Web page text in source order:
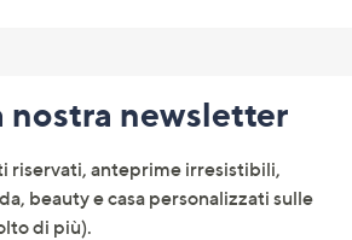
nostra newsletter
riservati, anteprime irresistibili,
beauty e casa personalizzati sulle
di più).